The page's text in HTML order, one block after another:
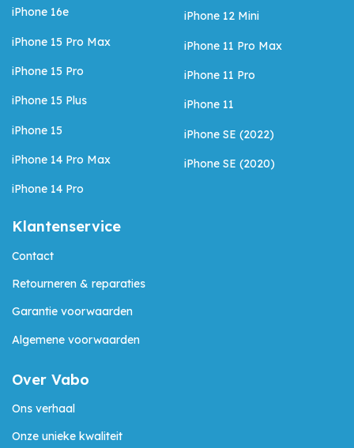
iPhone 16e
iPhone 15 Pro Max
iPhone 15 Pro
iPhone 15 Plus
iPhone 15
iPhone 14 Pro Max
iPhone 14 Pro
iPhone 12 Mini
iPhone 11 Pro Max
iPhone 11 Pro
iPhone 11
iPhone SE (2022)
iPhone SE (2020)
Klantenservice
Contact
Retourneren & reparaties
Garantie voorwaarden
Algemene voorwaarden
Over Vabo
Ons verhaal
Onze unieke kwaliteit